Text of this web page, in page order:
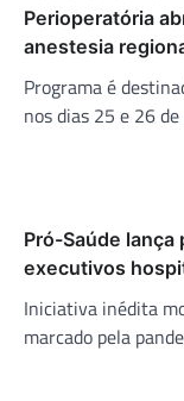
Perioperatória
anestesia
Programa é
nos dias 25 e 26
Pró-Saúde lança
executivos
Iniciativa inédita
marcado pela